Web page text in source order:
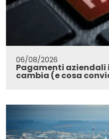
06/08/2026
Pagamenti aziendali
cambia (e cosa